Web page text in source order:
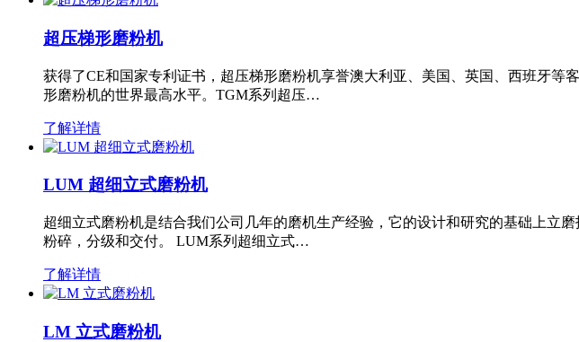
超压梯形磨粉机
获得了CE和国家专利证书，超压梯形磨粉机享誉澳大利亚、美国、英国、西班牙
形磨粉机的世界最高水平。TGM系列超压…
了解详情
LUM 超细立式磨粉机
超细立式磨粉机是结合我们公司几年的磨机生产经验，它的设计和研究的基础上立
粉碎，分级和交付。 LUM系列超细立式…
了解详情
LM 立式磨粉机